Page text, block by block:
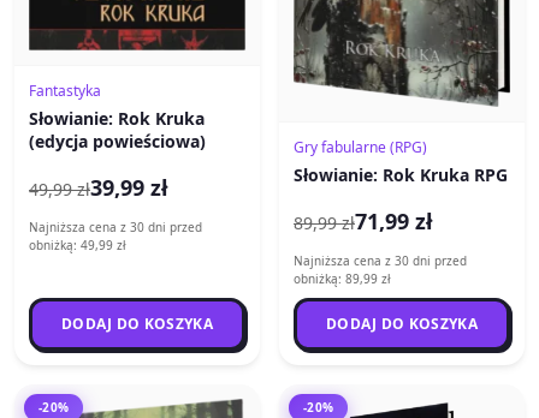
Fantastyka
Słowianie: Rok Kruka
(edycja powieściowa)
49,99 zł39,99 zł
Najniższa cena z 30 dni przed
obniżką: 49,99 zł
DODAJ DO KOSZYKA
Gry fabularne (RPG)
Słowianie: Rok Kruka RPG
89,99 zł71,99 zł
Najniższa cena z 30 dni przed
obniżką: 89,99 zł
DODAJ DO KOSZYKA
-20% -20%